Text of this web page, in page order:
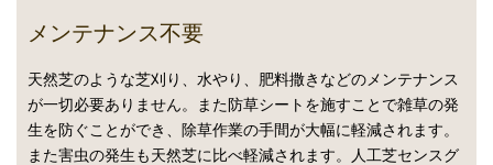
メンテナンス不要
天然芝のような芝刈り、水やり、肥料撒きなどのメンテナンス
が一切必要ありません。また防草シートを施すことで雑草の発
生を防ぐことができ、除草作業の手間が大幅に軽減されます。
また害虫の発生も天然芝に比べ軽減されます。人工芝センスグ